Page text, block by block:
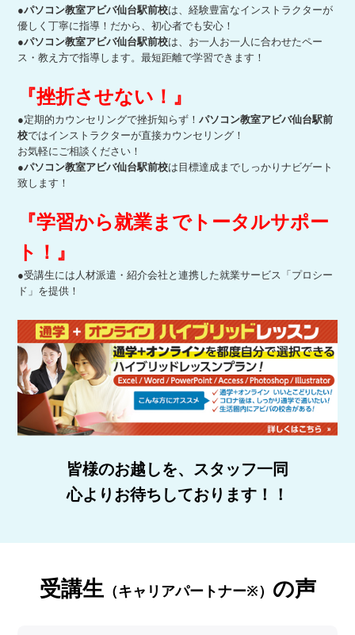
●パソコン教室アビバ仙台駅前校は、経験豊富なインストラクターが
優しく丁寧に指導！だから、初心者でも安心！
●パソコン教室アビバ仙台駅前校は、お一人お一人に合わせたペー
ス・教え方で指導します。最短距離で学習できます！
『挫折させない！』
●定期的カウンセリングで挫折知らず！パソコン教室アビバ仙台駅前
校ではインストラクターが直接カウンセリング！
お気軽にご相談ください！
●パソコン教室アビバ仙台駅前校は目標達成までしっかりナビゲート
致します！
『学習から就業までトータルサポー
ト！』
●受講生には人材派遣・紹介会社と連携した就業サービス「プロシー
ド」を提供！
皆様のお越しを、スタッフ一同
心よりお待ちしております！！
受講生（キャリアパートナー※） の声